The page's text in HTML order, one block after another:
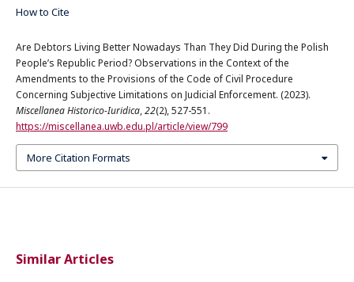
How to Cite
Are Debtors Living Better Nowadays Than They Did During the Polish
People’s Republic Period? Observations in the Context of the
Amendments to the Provisions of the Code of Civil Procedure
Concerning Subjective Limitations on Judicial Enforcement. (2023).
Miscellanea Historico-Iuridica,22(2), 527-551.
https://miscellanea.uwb.edu.pl/article/view/799
More Citation Formats
Similar Articles